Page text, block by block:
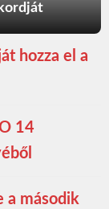
hozza el a
14
a második